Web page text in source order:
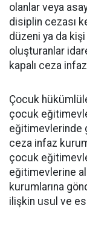
olanlar veya
disiplin cezası
düzeni ya da
oluşturanlar
kapalı ceza
Çocuk
çocuk
eğitimevlerinde
ceza infaz
çocuk
eğitimevlerine
kurumlarına
ilişkin usul ve